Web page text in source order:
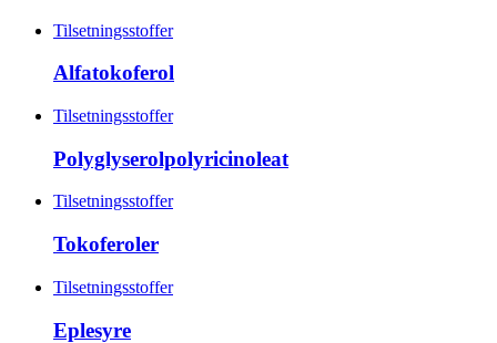
Tilsetningsstoffer
Alfatokoferol
Tilsetningsstoffer
Polyglyserolpolyricinoleat
Tilsetningsstoffer
Tokoferoler
Tilsetningsstoffer
Eplesyre